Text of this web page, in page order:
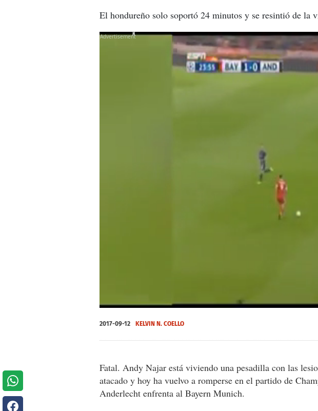
El hondureño solo soportó 24 minutos y se resintió de la
of
1
X
2017-09-12 KELVIN N. COELLO
Fatal. Andy Najar está viviendo una pesadilla con las
atacado y hoy ha vuelvo a romperse en el partido de
Anderlecht enfrenta al Bayern Munich.